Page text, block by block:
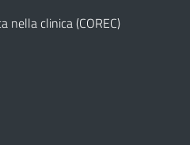
nella clinica (COREC)